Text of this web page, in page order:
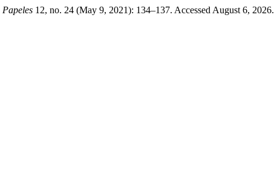
Papeles 12, no. 24 (May 9, 2021): 134–137. Accessed August 6, 2026.